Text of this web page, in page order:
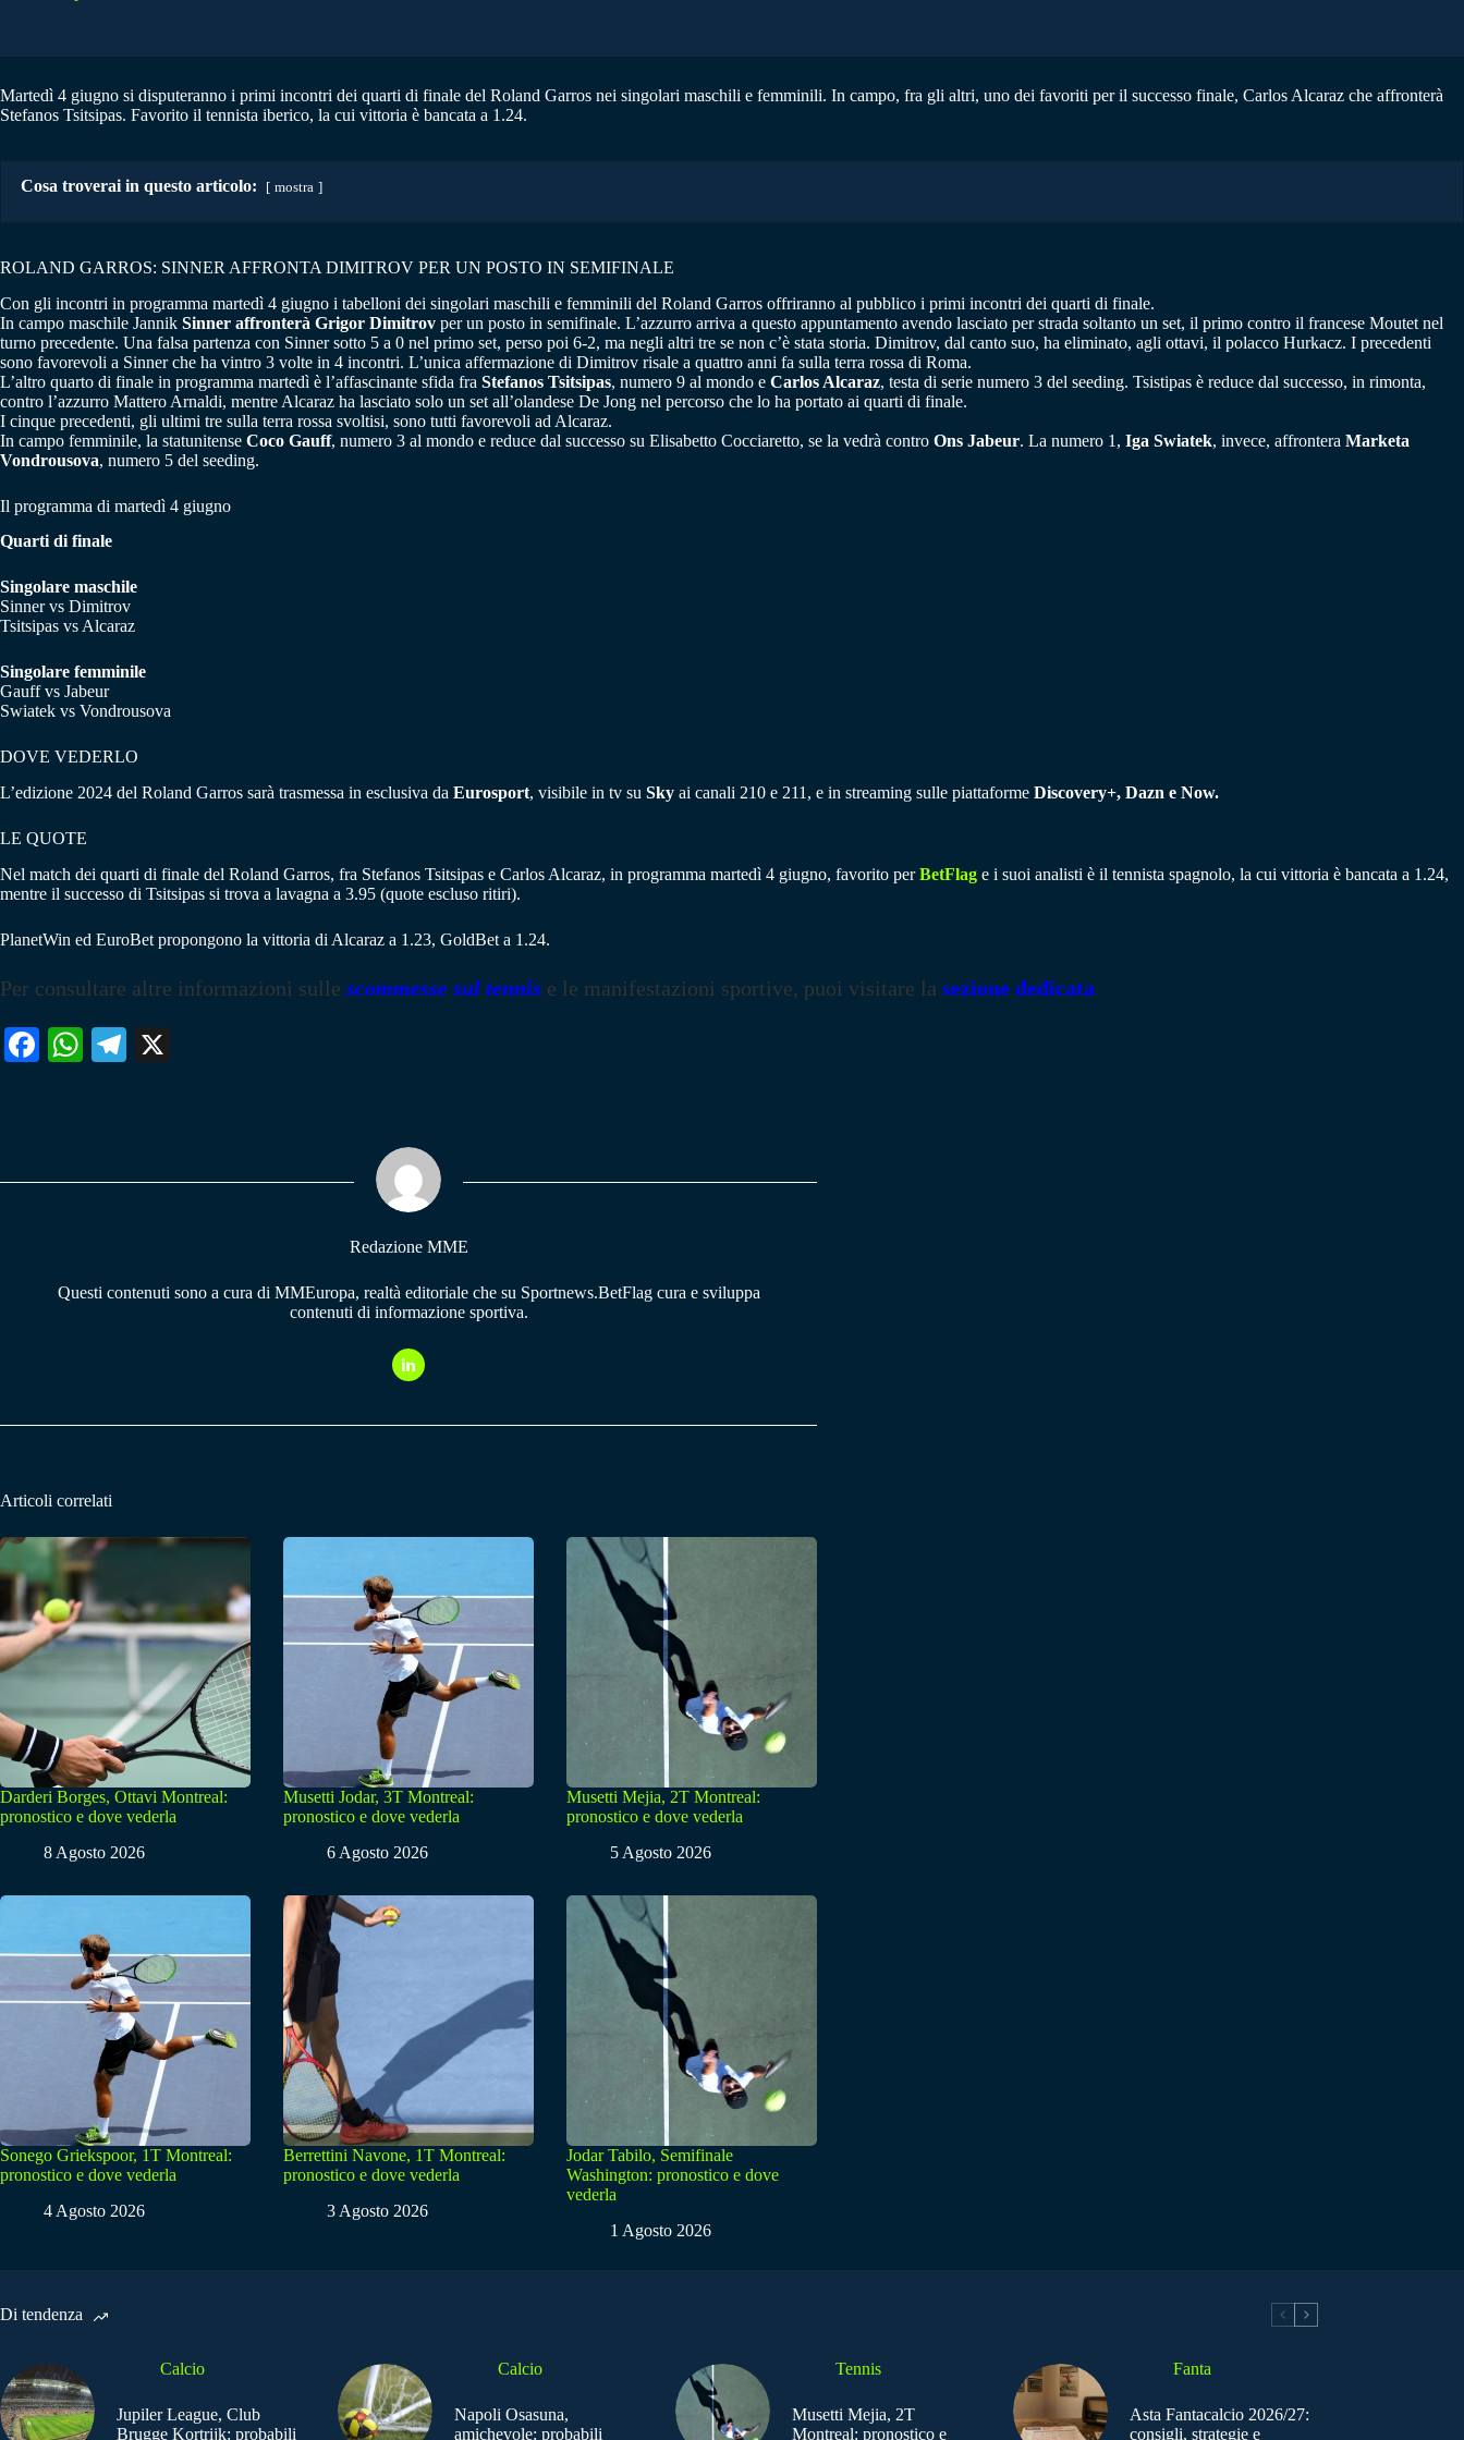
Martedì 4 giugno si disputeranno i primi incontri dei quarti di finale del Roland Garros nei singolari maschili e femminili. In campo, fra gli altri, uno dei favoriti per il successo finale, Carlos Alcaraz che affronterà
Stefanos Tsitsipas. Favorito il tennista iberico, la cui vittoria è bancata a 1.24.
Cosa troverai in questo articolo: mostra
ROLAND GARROS: SINNER AFFRONTA DIMITROV PER UN POSTO IN SEMIFINALE
Con gli incontri in programma martedì 4 giugno i tabelloni dei singolari maschili e femminili del Roland Garros offriranno al pubblico i primi incontri dei quarti di finale.
In campo maschile Jannik Sinner affronterà Grigor Dimitrov per un posto in semifinale. L’azzurro arriva a questo appuntamento avendo lasciato per strada soltanto un set, il primo contro il francese Moutet nel
turno precedente. Una falsa partenza con Sinner sotto 5 a 0 nel primo set, perso poi 6-2, ma negli altri tre se non c’è stata storia. Dimitrov, dal canto suo, ha eliminato, agli ottavi, il polacco Hurkacz. I precedenti
sono favorevoli a Sinner che ha vintro 3 volte in 4 incontri. L’unica affermazione di Dimitrov risale a quattro anni fa sulla terra rossa di Roma.
L’altro quarto di finale in programma martedì è l’affascinante sfida fra Stefanos Tsitsipas, numero 9 al mondo e Carlos Alcaraz, testa di serie numero 3 del seeding. Tsistipas è reduce dal successo, in rimonta,
contro l’azzurro Mattero Arnaldi, mentre Alcaraz ha lasciato solo un set all’olandese De Jong nel percorso che lo ha portato ai quarti di finale.
I cinque precedenti, gli ultimi tre sulla terra rossa svoltisi, sono tutti favorevoli ad Alcaraz.
In campo femminile, la statunitense Coco Gauff, numero 3 al mondo e reduce dal successo su Elisabetto Cocciaretto, se la vedrà contro Ons Jabeur. La numero 1, Iga Swiatek, invece, affrontera Marketa
Vondrousova, numero 5 del seeding.
Il programma di martedì 4 giugno
Quarti di finale
Singolare maschile
Sinner vs Dimitrov
Tsitsipas vs Alcaraz
Singolare femminile
Gauff vs Jabeur
Swiatek vs Vondrousova
DOVE VEDERLO
L’edizione 2024 del Roland Garros sarà trasmessa in esclusiva da Eurosport, visibile in tv su Sky ai canali 210 e 211, e in streaming sulle piattaforme Discovery+, Dazn e Now.
LE QUOTE
Nel match dei quarti di finale del Roland Garros, fra Stefanos Tsitsipas e Carlos Alcaraz, in programma martedì 4 giugno, favorito perBetFlag e i suoi analisti è il tennista spagnolo, la cui vittoria è bancata a 1.24,
mentre il successo di Tsitsipas si trova a lavagna a 3.95 (quote escluso ritiri).
PlanetWin ed EuroBet propongono la vittoria di Alcaraz a 1.23, GoldBet a 1.24.
Per consultare altre informazioni sulle scommesse sul tennis e le manifestazioni sportive, puoi visitare la sezione dedicata
Fa W
pp
Te
m
Redazione MME
Questi contenuti sono a cura di MMEuropa, realtà editoriale che su Sportnews.BetFlag cura e sviluppa
contenuti di informazione sportiva.
Articoli correlati
Darderi Borges, Ottavi Montreal:
pronostico e dove vederla
8 Agosto 2026
Musetti Jodar, 3T Montreal:
pronostico e dove vederla
6 Agosto 2026
Musetti Mejia, 2T Montreal:
pronostico e dove vederla
5 Agosto 2026
Sonego Griekspoor, 1T Montreal:
pronostico e dove vederla
4 Agosto 2026
Berrettini Navone, 1T Montreal:
pronostico e dove vederla
3 Agosto 2026
Jodar Tabilo, Semifinale
Washington: pronostico e dove
vederla
1 Agosto 2026
Di tendenza
Calcio
Jupiler League, Club
Brugge Kortrijk: probabili
Calcio
Napoli Osasuna,
amichevole: probabili
Tennis
Musetti Mejia, 2T
Montreal: pronostico e
Fanta
Asta Fantacalcio 2026/27:
consigli, strategie e